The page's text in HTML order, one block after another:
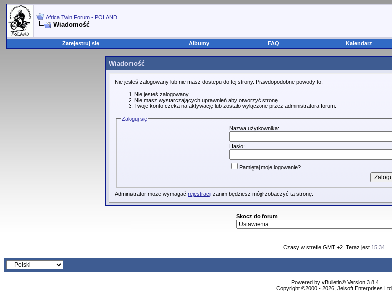
Africa Twin Forum - POLAND
Wiadomość
Zarejestruj się Albumy FAQ Kalendarz
Wiadomość
Nie jesteś zalogowany lub nie masz dostepu do tej strony. Prawdopodobne powody to:
Nie jesteś zalogowany.
Nie masz wystarczających uprawnień aby otworzyć stronę.
Twoje konto czeka na aktywację lub zostało wyłączone przez administratora forum.
Zaloguj się
Nazwa użytkownika:
Hasło:
Pamiętaj moje logowanie?
Administrator może wymagać rejestracji zanim będziesz mógł zobaczyć tą stronę.
Skocz do forum
Czasy w strefie GMT +2. Teraz jest 15:34
Powered by vBulletin® Version 3.8.4
Copyright ©2000 - 2026, Jelsoft Enterprises Ltd.